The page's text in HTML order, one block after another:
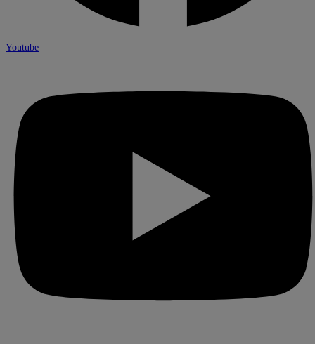
Youtube